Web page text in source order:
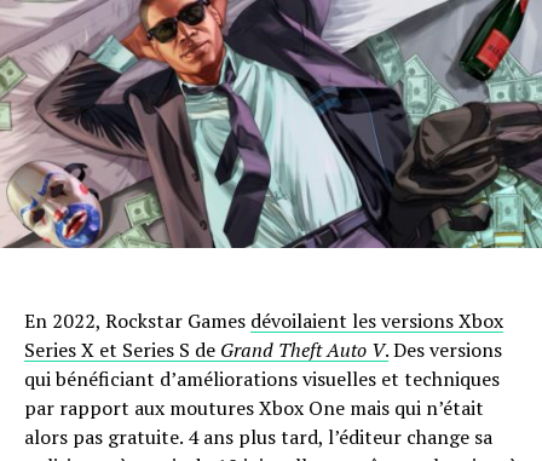
En 2022, Rockstar Games dévoilaient les versions Xbox
Series X et Series S de Grand Theft Auto V.Des versions
qui bénéficiant d’améliorations visuelles et techniques
par rapport aux moutures Xbox One mais qui n’était
alors pas gratuite. 4 ans plus tard, l’éditeur change sa